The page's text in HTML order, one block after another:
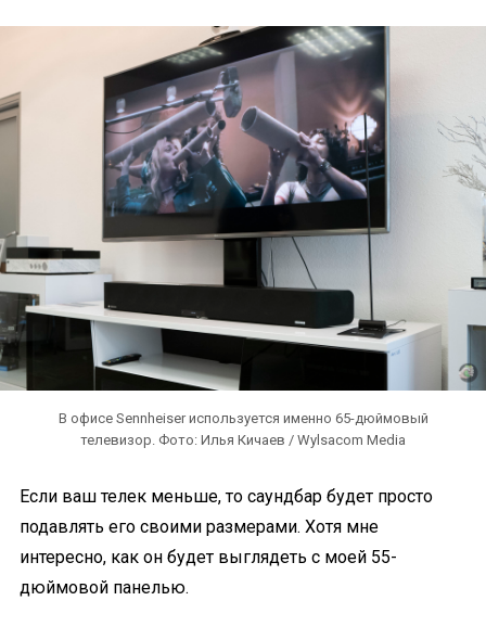
В офисе Sennheiser используется именно 65-дюймовый
телевизор. Фото: Илья Кичаев / Wylsacom Media
Если ваш телек меньше, то саундбар будет просто
подавлять его своими размерами. Хотя мне
интересно, как он будет выглядеть с моей 55-
дюймовой панелью.